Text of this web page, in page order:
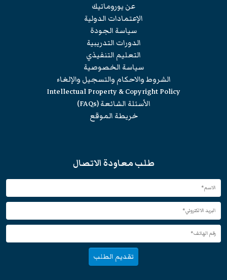
عن يوروماتيك
الإعتمادات الدولية
سياسة الجودة
الدورات التدريبية
التعليم التنفيذي
سياسة الخصوصية
الشروط والاحكام والتسجيل والإلغاء
Intellectual Property & Copyright Policy
الأسئلة الشائعة (FAQs)
خريطة الموقع
طلب معاودة الاتصال
تقديم الطلب